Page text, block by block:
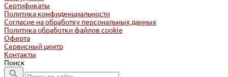
Сертификаты
Политика конфиденциальности
Согласие на обработку персональных данных
Политика обработки файлов cookie
Оферта
Сервисный центр
Контакты
Поиск